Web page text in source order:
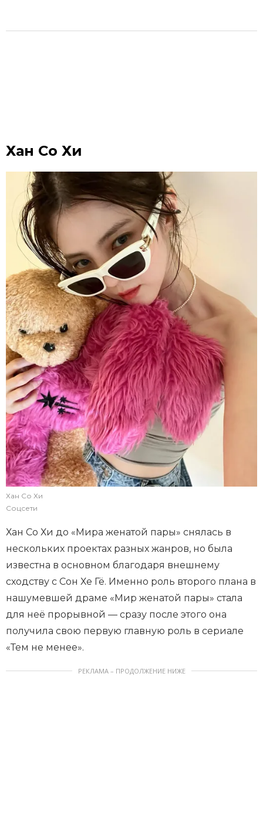
Хан Со Хи
Хан Со Хи
Соцсети
Хан Со Хи до «Мира женатой пары» снялась в
нескольких проектах разных жанров, но была
известна в основном благодаря внешнему
сходству с Сон Хе Гё. Именно роль второго плана в
нашумевшей драме «Мир женатой пары» стала
для неё прорывной — сразу после этого она
получила свою первую главную роль в сериале
«Тем не менее».
РЕКЛАМА – ПРОДОЛЖЕНИЕ НИЖЕ